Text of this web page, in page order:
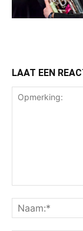
LAAT EEN